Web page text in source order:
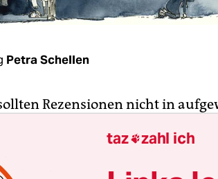
Petra Schellen
Rezensionen nicht in
Kopf habe. Aber so weit kommt
Buch: Den Tod des
taz zahl ich